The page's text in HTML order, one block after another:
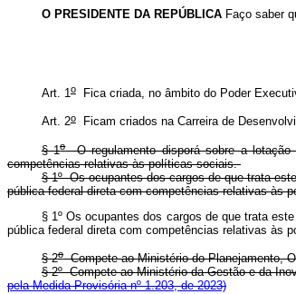
O PRESIDENTE DA REPÚBLICA Faço saber
Art. 1oFica criada, no âmbito do Poder
Art. 2oFicam criados na Carreira de
§ 1oO regulamento disporá sobre a lotação
competências relativas às políticas sociais.
§ 1º Os ocupantes dos cargos de que trata
pública federal direta com competências relativas
§ 1º Os ocupantes dos cargos de que trata
pública federal direta com competências relativas às
§ 2oCompete ao Ministério do Planejamento,
§ 2º Compete ao Ministério da Gestão e da
pela Medida Provisória nº 1.203, de 2023)